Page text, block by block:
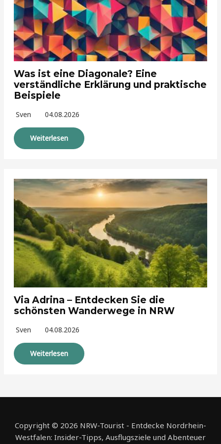
Was ist eine Diagonale? Eine
verständliche Erklärung und praktische
Beispiele
Sven 04.08.2026
Weiterlesen
Via Adrina – Entdecken Sie die
schönsten Wanderwege in NRW
Sven 04.08.2026
Weiterlesen
Copyright © 2026 NRW-Tourist - Entdecke Nordrhein-
Westfalen: Insider-Tipps, Ausflugsziele und Abenteuer